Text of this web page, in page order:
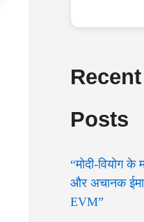
Recent
Posts
“मोदी-वियोग के
और अचानक
EVM”